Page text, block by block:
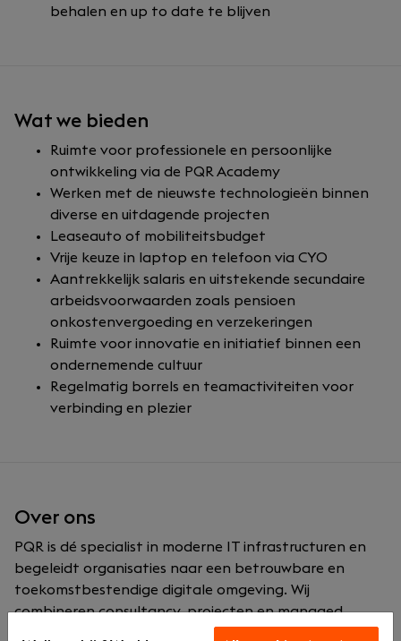
behalen en up to date te blijven
Wat we bieden
Ruimte voor professionele en persoonlijke
ontwikkeling via de PQR Academy
Werken met de nieuwste technologieën binnen
diverse en uitdagende projecten
Leaseauto of mobiliteitsbudget
Vrije keuze in laptop en telefoon via CYO
Aantrekkelijk salaris en uitstekende secundaire
arbeidsvoorwaarden zoals pensioen
onkostenvergoeding en verzekeringen
Ruimte voor innovatie en initiatief binnen een
ondernemende cultuur
Regelmatig borrels en teamactiviteiten voor
verbinding en plezier
Over ons
PQR is dé specialist in moderne IT infrastructuren en
begeleidt organisaties naar een betrouwbare en
toekomstbestendige digitale omgeving. Wij
combineren consultancy, projecten en managed
services en werken met bewezen technologie van